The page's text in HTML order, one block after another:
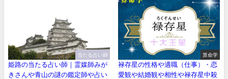
当たる占い師
姫路の当たる占い師｜霊媒師みが
きさんや青山の謎の鑑定師や占い
算命学
禄存星の性格や適職（仕事）・恋
愛観や結婚観や相性や禄存星中殺